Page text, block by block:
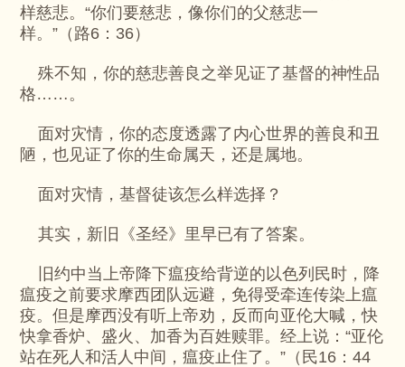
样慈悲。“你们要慈悲，像你们的父慈悲一
样。”（路6：36）
殊不知，你的慈悲善良之举见证了基督的神性品
格……。
面对灾情，你的态度透露了内心世界的善良和丑
陋，也见证了你的生命属天，还是属地。
面对灾情，基督徒该怎么样选择？
其实，新旧《圣经》里早已有了答案。
旧约中当上帝降下瘟疫给背逆的以色列民时，降
瘟疫之前要求摩西团队远避，免得受牵连传染上瘟
疫。但是摩西没有听上帝劝，反而向亚伦大喊，快
快拿香炉、盛火、加香为百姓赎罪。经上说：“亚伦
站在死人和活人中间，瘟疫止住了。”（民16：44